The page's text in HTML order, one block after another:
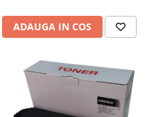
ADAUGA IN COS